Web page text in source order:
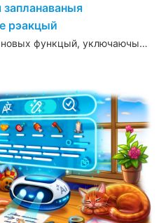
запланаваныя
рэакцый
новых функцый, уключаючы…